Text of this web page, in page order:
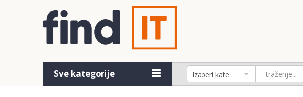
Sve kategorije Izaberi kategoriju